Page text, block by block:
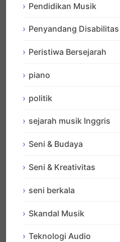
Pendidikan Musik
Penyandang
Peristiwa Bersejarah
piano
politik
sejarah musik Inggris
Seni & Budaya
Seni & Kreativitas
seni berkala
Skandal Musik
Teknologi Audio